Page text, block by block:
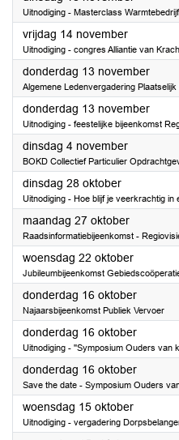
Uitnodiging - Masterclass
vrijdag 14 november2025
Uitnodiging - congres Alliantie van
donderdag 13 november2025
Algemene Ledenvergadering
donderdag 13 november2025
Uitnodiging - feestelijke bijeenkomst
dinsdag 4 november2025
BOKD Collectief Particulier
dinsdag 28 oktober2025
Uitnodiging - Hoe blijf je veerkrachtig in
maandag 27 oktober2025
Raadsinformatiebijeenkomst -
woensdag 22 oktober2025
Jubileumbijeenkomst
donderdag 16 oktober2025
Najaarsbijeenkomst Publiek Vervoer
donderdag 16 oktober2025
Uitnodiging - ''Symposium Ouders van
donderdag 16 oktober2025
Save the date - Symposium Ouders
woensdag 15 oktober2025
Uitnodiging - vergadering